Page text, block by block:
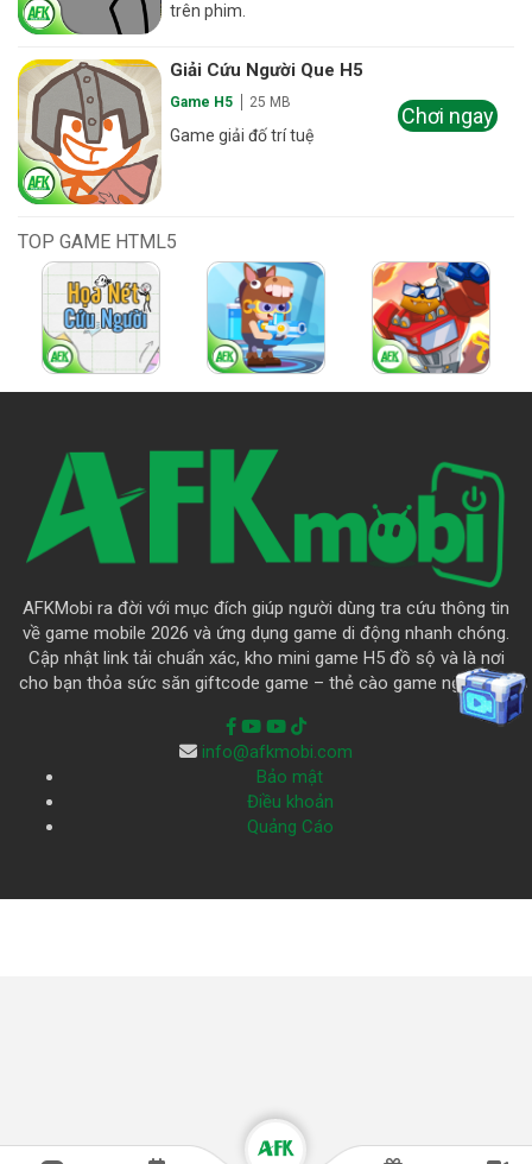
trên phim.
Giải Cứu Người Que H5
Game H5 25 MB
Game giải đố trí tuệ
Chơi ngay
TOP GAME HTML5
AFKMobi ra đời với mục đích giúp người dùng tra cứu thông tin
về game mobile 2026 và ứng dụng game di động nhanh chóng.
Cập nhật link tải chuẩn xác, kho mini game H5 đồ sộ và là nơi
cho bạn thỏa sức săn giftcode game – thẻ cào game ngập trời.
info@afkmobi.com
Bảo mật
Điều khoản
Quảng Cáo